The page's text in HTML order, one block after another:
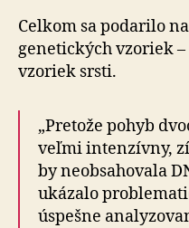
Celkom sa podarilo
genetických vzoriek
vzoriek srsti.
„Pretože pohyb
veľmi intenzívny,
by neobsahovala
ukázalo
úspešne